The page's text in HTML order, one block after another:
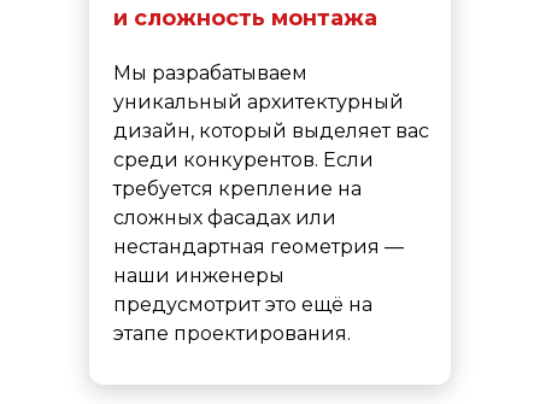
Мы разрабатываем
уникальный архитектурный
дизайн, который выделяет вас
среди конкурентов. Если
требуется крепление на
сложных фасадах или
нестандартная геометрия —
наши инженеры
предусмотрит это ещё на
этапе проектирования.
и сложность монтажа